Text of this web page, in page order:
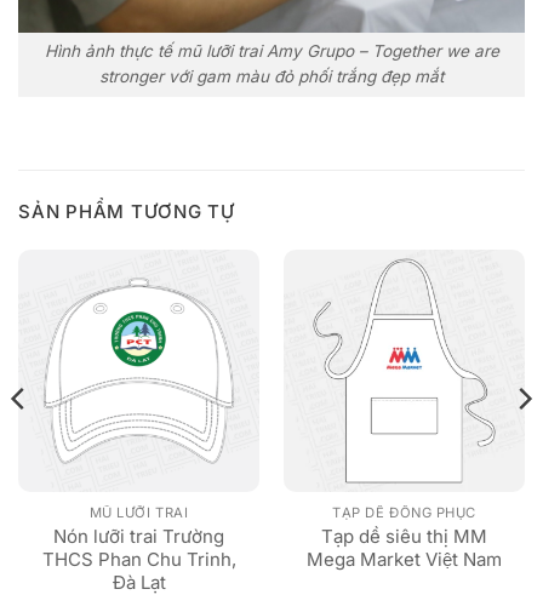
Hình ảnh thực tế mũ lưỡi trai Amy Grupo – Together we are
stronger với gam màu đỏ phối trắng đẹp mắt
SẢN PHẨM TƯƠNG TỰ
MŨ LƯỠI TRAI
Nón lưỡi trai Trường
THCS Phan Chu Trinh,
Đà Lạt
TẠP DỀ ĐỒNG PHỤC
Tạp dề siêu thị MM
Mega Market Việt Nam